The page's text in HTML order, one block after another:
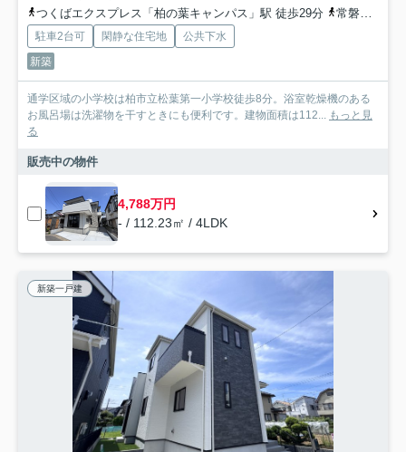
つくばエクスプレス「柏の葉キャンパス」駅 徒歩29分
常磐緩行線「北柏」駅 徒歩33分
駐車2台可 閑静な住宅地
公共下水
新築
通学区域の小学校は柏市立松葉第一小学校徒歩8分。浴室乾燥機のある
お風呂場は洗濯物を干すときにも便利です。建物面積は112... もっと見
る
販売中の物件
4,788万円
- / 112.23㎡ / 4LDK
新築一戸建